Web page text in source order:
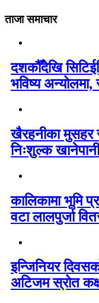
ताजा समाचार
दशकौँदेखि
भविष्य अन्योलमा,
खैरहनीका मुसहर
निःशुल्क
कालिकामा भूमि
वटा लालपुर्जा
इन्जिनियर
अटिजम स्रोत